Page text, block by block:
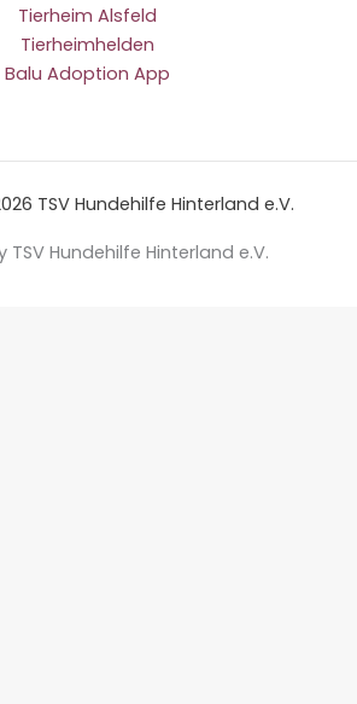
Tierheim Alsfeld
Tierheimhelden
Balu Adoption App
TSV Hundehilfe Hinterland e.V.
TSV Hundehilfe Hinterland e.V.